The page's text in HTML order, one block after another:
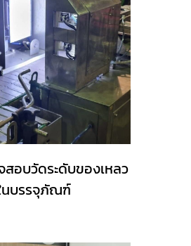
สอบวัดระดับของเหลว
นบรรจุภัณฑ์